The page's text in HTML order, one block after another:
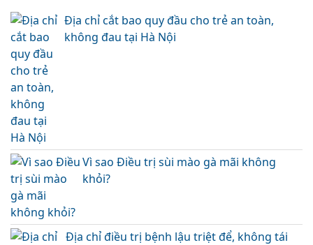
Địa chỉ cắt bao quy đầu cho trẻ an toàn,
không đau tại Hà Nội
Vì sao Điều trị sùi mào gà mãi không
khỏi?
Địa chỉ điều trị bệnh lậu triệt để, không tái